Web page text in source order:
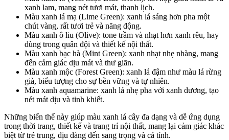
xanh lam, mang nét tươi mát, thanh lịch.
Màu xanh lá mạ (Lime Green): xanh lá sáng hơn pha một
chút vàng, rất tươi trẻ và năng động.
Màu xanh ô liu (Olive): tone trầm và nhạt hơn xanh rêu, hay
dùng trong quân đội và thiết kế nội thất.
Màu xanh bạc hà (Mint Green): xanh nhạt nhẹ nhàng, mang
đến cảm giác dịu mát và thư giãn.
Màu xanh mộc (Forest Green): xanh lá đậm như màu lá rừng
già, biểu tượng cho sự bền vững và tự nhiên.
Màu xanh aquamarine: xanh lá nhẹ pha với xanh dương, tạo
nét mát dịu và tinh khiết.
Những biến thể này giúp màu xanh lá cây đa dạng và dễ ứng dụng
trong thời trang, thiết kế và trang trí nội thất, mang lại cảm giác khác
biệt từ trẻ trung, dịu dàng đến sang trọng và cá tính.